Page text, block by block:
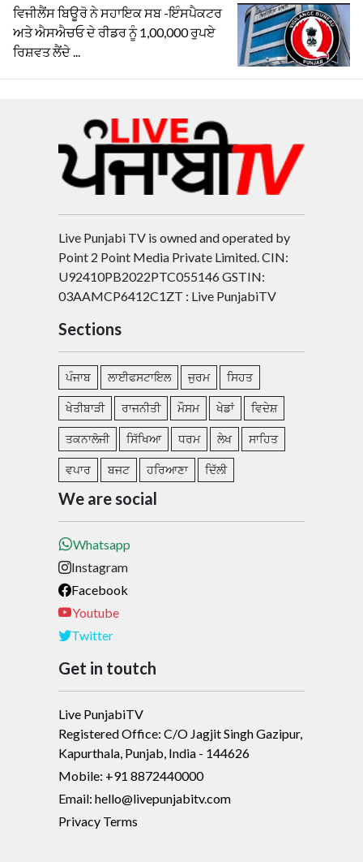
ਵਿਜੀਲੈਂਸ ਬਿਊਰੋ ਨੇ ਸਹਾਇਕ ਸਬ -ਇੰਸਪੈਕਟਰ
ਅਤੇ ਐਸਐਚਓ ਦੇ ਰੀਡਰ ਨੂੰ 1,00,000 ਰੁਪਏ
ਰਿਸ਼ਵਤ ਲੈਂਦੇ ...
Live Punjabi TV is owned and operated by
Point 2 Point Media Private Limited. CIN:
U92410PB2022PTC055146 GSTIN:
03AAMCP6412C1ZT : Live PunjabiTV
Sections
ਪੰਜਾਬ ਲਾਈਫਸਟਾਇਲ ਜੁਰਮ ਸਿਹਤ
ਖੇਤੀਬਾੜੀ ਰਾਜਨੀਤੀ ਮੌਸਮ ਖੇਡਾਂ ਵਿਦੇਸ਼
ਤਕਨਾਲੋਜੀ ਸਿੱਖਿਆ ਧਰਮ ਲੇਖ ਸਾਹਿਤ
ਵਪਾਰ ਬਜਟ ਹਰਿਆਣਾ ਦਿੱਲੀ
We are social
Whatsapp
Instagram
Facebook
Youtube
Twitter
Get in toutch
Live PunjabiTV
Registered Office: C/O Jagjit Singh Gazipur,
Kapurthala, Punjab, India - 144626
Mobile: +91 8872440000
Email: hello@livepunjabitv.com
Privacy Terms